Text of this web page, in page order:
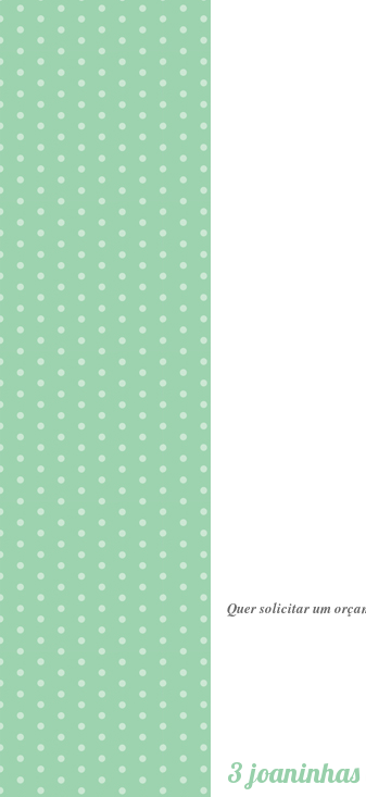
Quer solicitar um
3